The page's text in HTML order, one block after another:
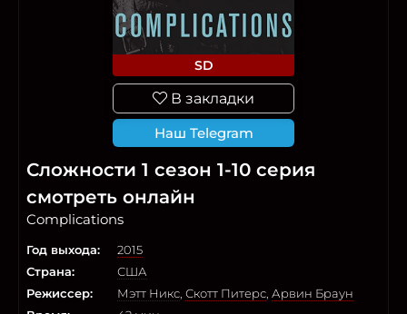
SD
В закладки
Наш Telegram
Сложности 1 сезон 1-10 серия
смотреть онлайн
Complications
Год выхода:
2015
Страна:
США
Режиссер:
Мэтт Никс Скотт Питерс Арвин Браун